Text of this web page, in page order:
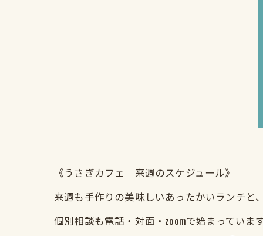
《うさぎカフェ 来週のスケジュール》
来週も手作りの美味しいあったかいランチと
個別相談も電話・対面・zoomで始まっていま